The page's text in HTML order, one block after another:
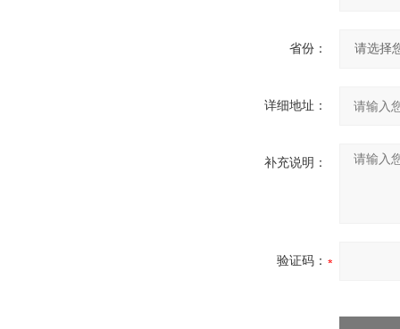
省份：
详细地址：
补充说明：
验证码：